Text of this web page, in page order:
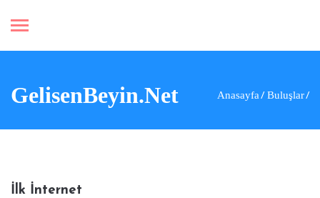
GelisenBeyin.Net Anasayfa Buluşlar
İlk İnternet